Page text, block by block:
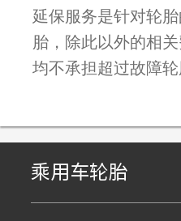
延保服务是针对轮
胎，除此以外的相
均不承担超过故障轮
乘用车轮胎